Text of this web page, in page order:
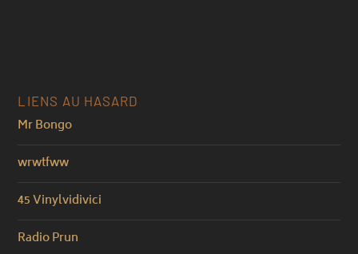
LIENS AU HASARD
Mr Bongo
wrwtfww
45 Vinylvidivici
Radio Prun